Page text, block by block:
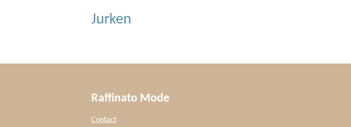
Jurken
Raffinato Mode
Contact